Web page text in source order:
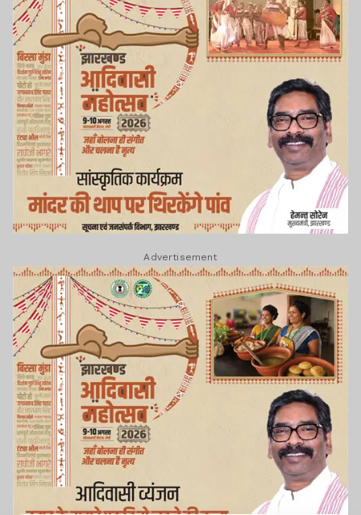
Advertisement